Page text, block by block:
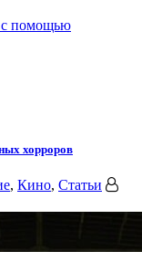
с помощью
хорроров
, Кино, Статьи